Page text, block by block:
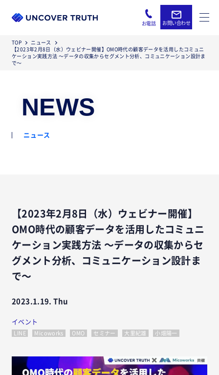
お問い合わせ
お電話
TOP
ニュース
【2023年2月8日（水）ウェビナー開催】OMO時代の顧客データを活用したコミュニ
ケーション実践方法 〜データの収集からセグメント分析、コミュニケーション設計ま
で〜
NEWS
ニュース
【2023年2月8日（水）ウェビナー開催】
OMO時代の顧客データを活用したコミュニ
ケーション実践方法 〜データの収集からセ
グメント分析、コミュニケーション設計ま
で〜
2023.1.19. Thu
イベント
LINE Micoworks OMO セミナー 大里紀雄 小畑陽一